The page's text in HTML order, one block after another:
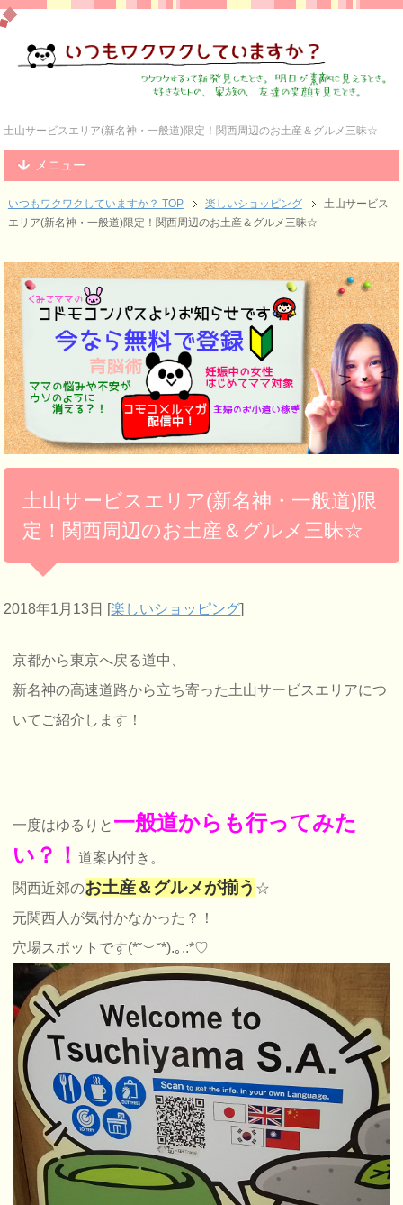
土山サービスエリア(新名神・一般道)限定！関西周辺のお土産＆グルメ三昧☆
メニュー
いつもワクワクしていますか？ TOP 楽しいショッピング
土山サービス
エリア(新名神・一般道)限定！関西周辺のお土産＆グルメ三昧☆
土山サービスエリア(新名神・一般道)限
定！関西周辺のお土産＆グルメ三昧☆
2018年1月13日 [楽しいショッピング]
京都から東京へ戻る道中、
新名神の高速道路から立ち寄った土山サービスエリアにつ
いてご紹介します！
一度はゆるりと 一般道からも行ってみた
い？！道案内付き。
関西近郊のお土産＆グルメが揃う ☆
元関西人が気付かなかった？！
穴場スポットです(*˘︶˘*).｡.:*♡